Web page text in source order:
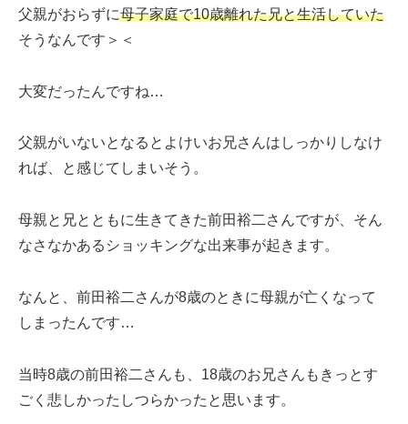
父親がおらずに母子家庭で10歳離れた兄と生活していた
そうなんです＞＜
大変だったんですね…
父親がいないとなるとよけいお兄さんはしっかりしなけ
れば、と感じてしまいそう。
母親と兄とともに生きてきた前田裕二さんですが、そん
なさなかあるショッキングな出来事が起きます。
なんと、前田裕二さんが8歳のときに母親が亡くなって
しまったんです…
当時8歳の前田裕二さんも、18歳のお兄さんもきっとす
ごく悲しかったしつらかったと思います。